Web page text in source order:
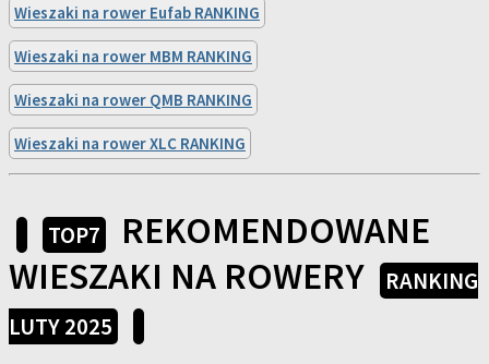
Wieszaki na rower Eufab RANKING
Wieszaki na rower MBM RANKING
Wieszaki na rower QMB RANKING
Wieszaki na rower XLC RANKING
TOP7
REKOMENDOWANE
WIESZAKI NA ROWERY
RANKING
LUTY 2025